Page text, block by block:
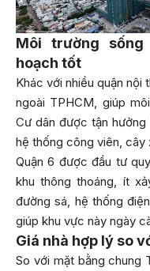
Môi trường
hoạch tốt
Khác với nhiều quận nội
ngoài TPHCM, giúp
Cư dân được tận hưởng
hệ thống công viên, cây
Quận 6 được đầu tư
khu thông thoáng, ít
đường sá, hệ thống
giúp khu vực này ngày
Giá nhà hợp lý so
So với mặt bằng chung